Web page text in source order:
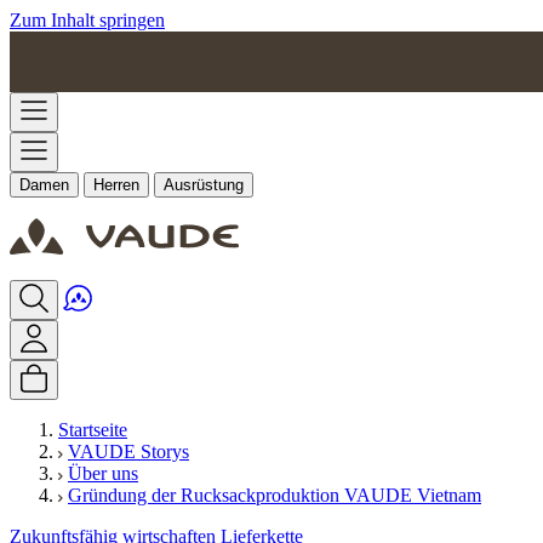
Zum Inhalt springen
Damen Herren Ausrüstung
Startseite
VAUDE Storys
Über uns
Gründung der Rucksackproduktion VAUDE Vietnam
Zukunftsfähig wirtschaften Lieferkette